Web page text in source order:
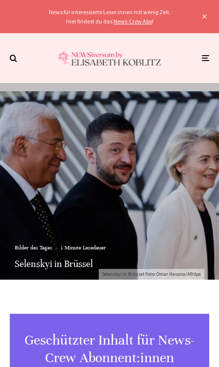
News für interessierte Leser:innen mit wenig Zeit.
Hier findest du das News-Crew Abo!
Selenskyi in Brüssel Foto: Omar Havana/AP/dpa
Bilder des Tages · 1 Minute Lesedauer
Selenskyi in Brüssel
Geschützter Inhalt für News-
Crew Abonnent:innen